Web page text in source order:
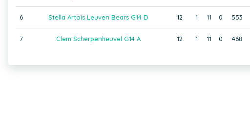
6 Stella Artois Leuven Bears G14 D 12 1 11 0 553
7 Clem Scherpenheuvel G14 A 12 1 11 0 468